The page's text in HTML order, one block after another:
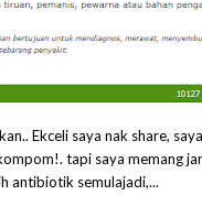
Ekceli saya nak share,
tapi saya memang
antibiotik semulajadi,...